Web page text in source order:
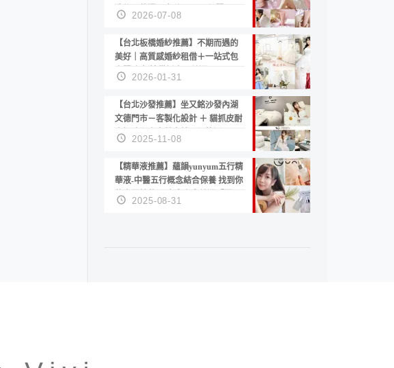
洗後不乾澀 不起泡反而更舒服！
2026-07-08
【台北板橋婚紗推薦】不期而遇的
美好｜高質感婚紗租借＋一站式包
套服務 新娘備婚省心首選！
2026-01-31
【台北沙發推薦】坐又銘沙發內湖
文德門市－客製化設計 ＋ 貓抓皮耐
磨好清潔｜直營直銷、價格透明
高CP值打造夢想居家風格
2025-11-08
【精華液推薦】蘊韻yunyum五行精
華液-中醫五行概念結合保養 找到你
的專屬精華！ 水㊀土㊀就選「潤・
賦精華」維持肌膚剛剛好的平衡
2025-08-31